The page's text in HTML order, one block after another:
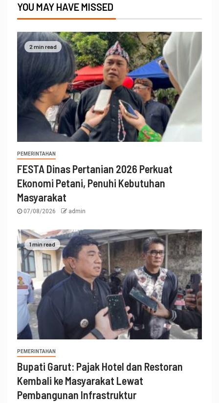
YOU MAY HAVE MISSED
2 min read
PEMERINTAHAN
FESTA Dinas Pertanian 2026 Perkuat
Ekonomi Petani, Penuhi Kebutuhan
Masyarakat
07/08/2026 admin
1 min read
PEMERINTAHAN
Bupati Garut: Pajak Hotel dan Restoran
Kembali ke Masyarakat Lewat
Pembangunan Infrastruktur